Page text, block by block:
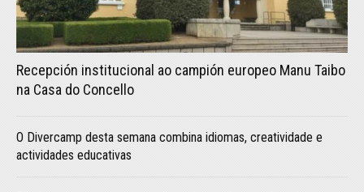
Recepción institucional ao campión europeo Manu Taibo
na Casa do Concello
O Divercamp desta semana combina idiomas, creatividade e
actividades educativas